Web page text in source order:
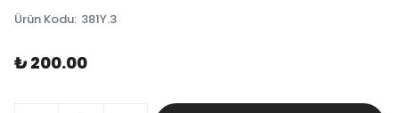
Ürün Kodu: 381Y.3
₺ 200.00